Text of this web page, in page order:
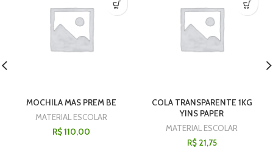
MOCHILA MAS PREM BE
MATERIAL ESCOLAR
R$110,00
COLA TRANSPARENTE 1KG
YINS PAPER
MATERIAL ESCOLAR
R$21,75